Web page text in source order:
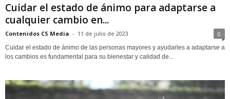
Cuidar el estado de ánimo para adaptarse a
cualquier cambio en...
Contenidos CS Media - 11 de julio de 2023 0
Cuidar el estado de ánimo de las personas mayores y ayudarles a adaptarse a
los cambios es fundamental para su bienestar y calidad de...